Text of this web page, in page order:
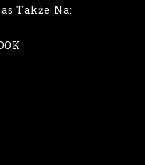
Także Na: